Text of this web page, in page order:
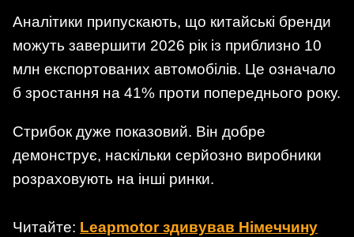
Аналітики припускають, що китайські бренди
можуть завершити 2026 рік із приблизно 10
млн експортованих автомобілів. Це означало
б зростання на 41% проти попереднього року.
Стрибок дуже показовий. Він добре
демонструє, наскільки серйозно виробники
розраховують на інші ринки.
Читайте: Leapmotor здивував Німеччину